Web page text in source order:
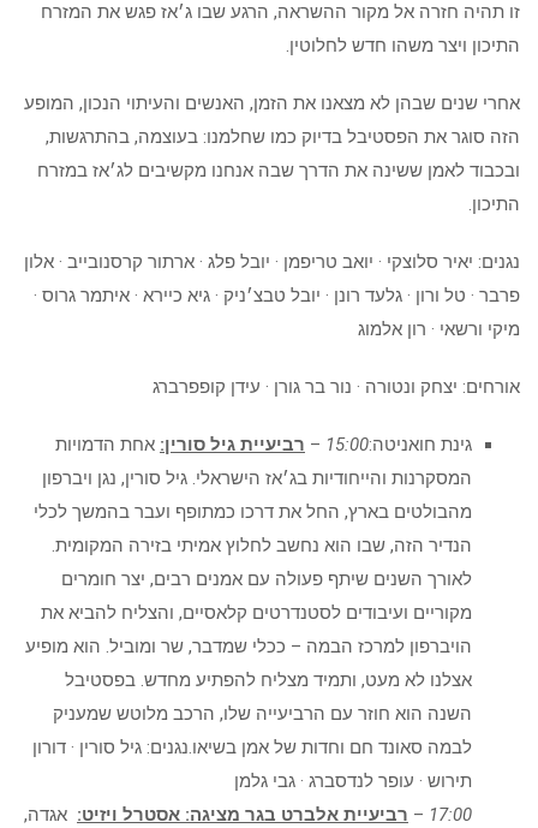
זו תהיה חזרה אל מקור ההשראה, הרגע שבו ג׳אז פגש את המזרח
התיכון ויצר משהו חדש לחלוטין.
אחרי שנים שבהן לא מצאנו את הזמן, האנשים והעיתוי הנכון, המופע
הזה סוגר את הפסטיבל בדיוק כמו שחלמנו: בעוצמה, בהתרגשות,
ובכבוד לאמן ששינה את הדרך שבה אנחנו מקשיבים לג׳אז במזרח
התיכון.
נגנים: יאיר סלוצקי · יואב טריפמן · יובל פלג · ארתור קרסנובייב · אלון
פרבר · טל ורון · גלעד רונן · יובל טבצ׳ניק · גיא כיירא · איתמר גרוס ·
מיקי ורשאי · רון אלמוג
אורחים: יצחק ונטורה · נור בר גורן · עידן קופפרברג
גינת חואניטה:15:00
– רביעיית גיל סורין: אחת הדמויות
המסקרנות והייחודיות בג׳אז הישראלי. גיל סורין, נגן ויברפון
מהבולטים בארץ, החל את דרכו כמתופף ועבר בהמשך לכלי
הנדיר הזה, שבו הוא נחשב לחלוץ אמיתי בזירה המקומית.
לאורך השנים שיתף פעולה עם אמנים רבים, יצר חומרים
מקוריים ועיבודים לסטנדרטים קלאסיים, והצליח להביא את
הויברפון למרכז הבמה – ככלי שמדבר, שר ומוביל. הוא מופיע
אצלנו לא מעט, ותמיד מצליח להפתיע מחדש. בפסטיבל
השנה הוא חוזר עם הרביעייה שלו, הרכב מלוטש שמעניק
לבמה סאונד חם וחדות של אמן בשיאו.נגנים: גיל סורין · דורון
תירוש · עופר לנדסברג · גבי גלמן
17:00
– רביעיית אלברט בגר מציגה: אסטרל ויזיט: אגדה,